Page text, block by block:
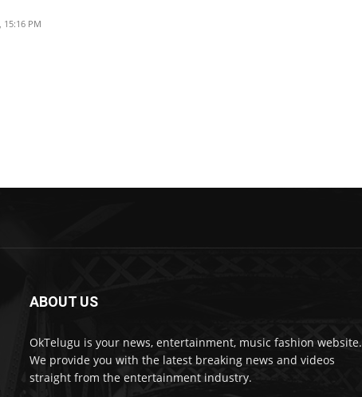
15:16 PM
ABOUT US
OkTelugu is your news, entertainment, music fashion website.
We provide you with the latest breaking news and videos
straight from the entertainment industry.